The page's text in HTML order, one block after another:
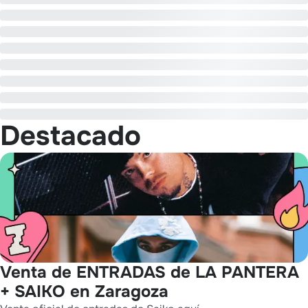
Destacado
Venta de ENTRADAS de LA PANTERA
+ SAIKO en Zaragoza